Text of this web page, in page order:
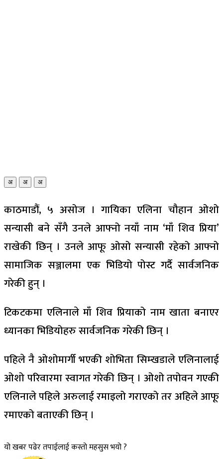
अ अ अ
काठमाडौं, ५ असोज । गायिका एलिना चौहान ओशो
सन्यासी बने सँगै उनले आफ्नो नयाँ नाम ‘माँ शिव प्रिया’
राखेकी छिन् । उनले आफू ओसो सन्यासी रहेको आफ्नो
सामाजिक सञ्जालमा एक भिडियो पोस्ट गर्दै सार्वजनिक
गरेकी हुन् ।
टिकटकमा एलिनाले माँ शिव प्रियाको नाम खाता बनाएर
ध्यानका भिडियोहरु सार्वजनिक गरेकी छिन् ।
पहिले नै ओशोमार्गी भएकी शोभिता सिम्खडाले एलिनालाई
ओशो परिवारमा स्वागत गरेकी छिन् । ओशो तपोवन गएकी
एलिनाले पहिले अरुलाई रमाइलो गराएको तर अहिले आफू
रमाएको बताएकी छिन् ।
यो खबर पढेर तपाईलाई कस्तो महसुस भयो ?